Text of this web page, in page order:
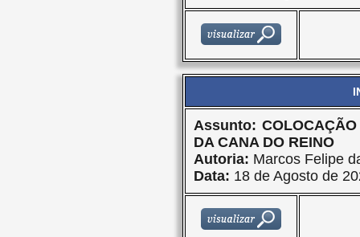
Assunto:
DA CANA DO REINO
Autoria: Marcos Felipe
Data: 18 de Agosto de